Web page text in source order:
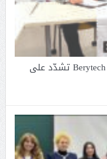
مذكرة تفاهم بين وزارة التكنولوجيا و Berytech تشدّد على